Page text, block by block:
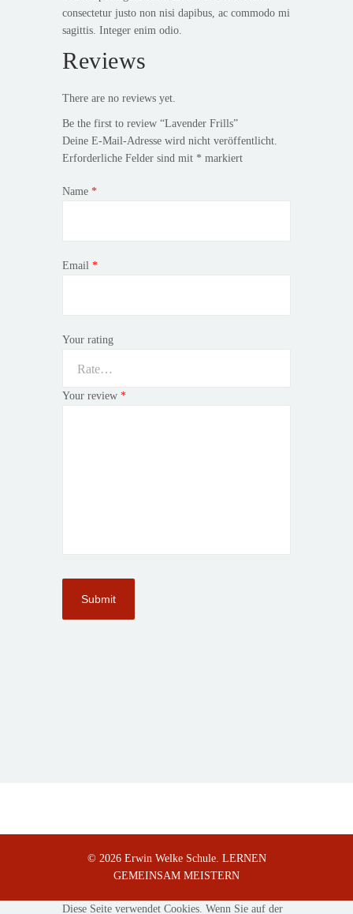
consectetur justo non nisi dapibus, ac commodo mi
sagittis. Integer enim odio.
Reviews
There are no reviews yet.
Be the first to review “Lavender Frills”
Deine E-Mail-Adresse wird nicht veröffentlicht.
Erforderliche Felder sind mit * markiert
Name *
Email *
Your rating
Your review *
© 2026 Erwin Welke Schule. LERNEN
GEMEINSAM MEISTERN
Diese Seite verwendet Cookies. Wenn Sie auf der